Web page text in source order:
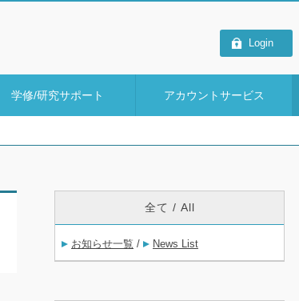
Login
学修/研究サポート アカウントサービス
全て / All
お知らせ一覧 / News List